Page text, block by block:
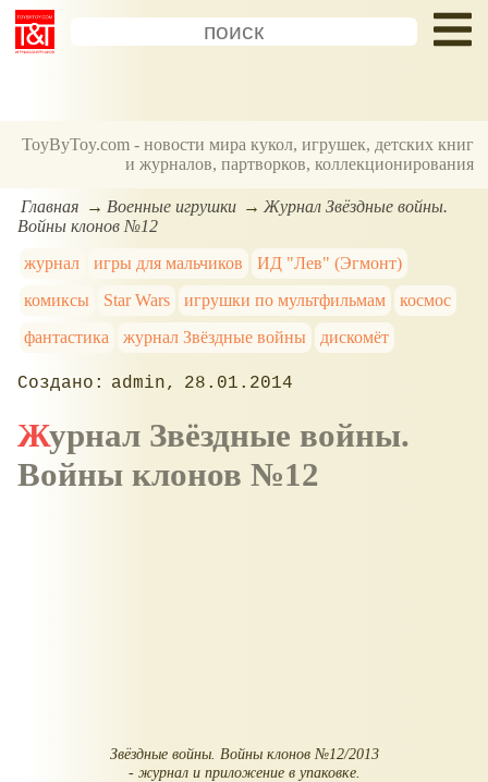
ToyByToy.com - новости мира кукол, игрушек, детских книг
и журналов, партворков, коллекционирования
Главная Военные игрушки
Журнал Звёздные войны.
Войны клонов №12
журнал
игры для мальчиков
ИД "Лев" (Эгмонт)
комиксы
Star Wars игрушки по мультфильмам
космос
фантастика
журнал Звёздные войны дискомёт
admin 28.01.2014
Журнал Звёздные войны.
Войны клонов №12
Звёздные войны. Войны клонов №12/2013
- журнал и приложение в упаковке.